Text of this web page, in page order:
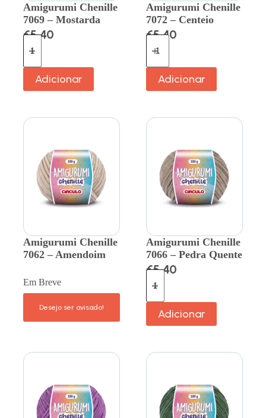
Amigurumi Chenille
7069 – Mostarda
€5.40
Adicionar
Amigurumi Chenille
7072 – Centeio
€5.40
Adicionar
Amigurumi Chenille
7062 – Amendoim
Em Breve
Amigurumi Chenille
7066 – Pedra Quente
€5.40
Adicionar